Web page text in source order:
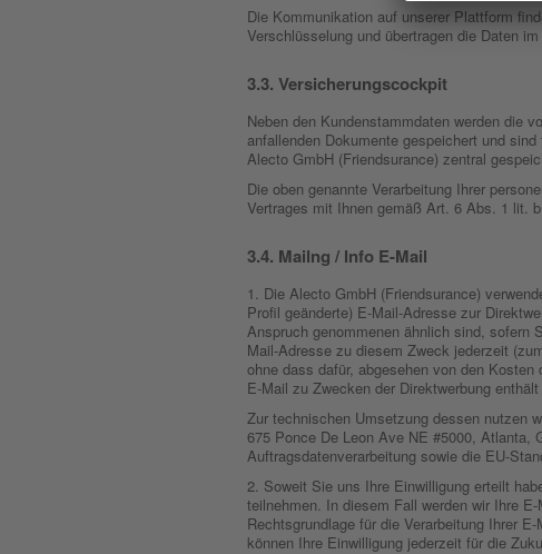
Die Kommunikation auf unserer Plattform
Verschlüsselung und übertragen die Daten
Versicherungscockpit
Neben den Kundenstammdaten werden die
anfallenden Dokumente gespeichert und
Alecto GmbH (Friendsurance) zentral
Die oben genannte Verarbeitung Ihrer
Vertrages mit Ihnen gemäß Art. 6 Abs. 1 lit.
Mailng / Info E-Mail
1. Die Alecto GmbH (Friendsurance)
Profil geänderte) E-Mail-Adresse zur
Anspruch genommenen ähnlich sind, sofern
Mail-Adresse zu diesem Zweck jederzeit
ohne dass dafür, abgesehen von den
E-Mail zu Zwecken der Direktwerbung
Zur technischen Umsetzung dessen nutzen
675 Ponce De Leon Ave NE #5000, Atlanta,
Auftragsdatenverarbeitung sowie die EU-
2. Soweit Sie uns Ihre Einwilligung erteilt
teilnehmen. In diesem Fall werden wir Ihre
Rechtsgrundlage für die Verarbeitung Ihrer
können Ihre Einwilligung jederzeit für die